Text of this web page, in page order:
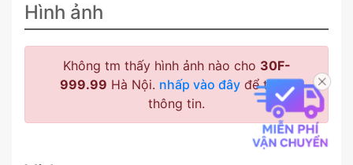
Hình ảnh
Không tm thấy hình ảnh nào cho 30F-
999.99 Hà Nội. nhấp vào đây để thêm
thông tin.